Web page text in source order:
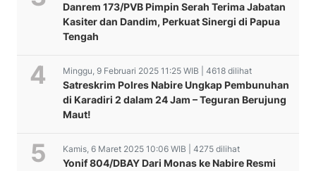
Danrem 173/PVB Pimpin Serah Terima Jabatan
Kasiter dan Dandim, Perkuat Sinergi di Papua
Tengah
Minggu, 9 Februari 2025 11:25 WIB | 4618 dilihat
Satreskrim Polres Nabire Ungkap Pembunuhan
di Karadiri 2 dalam 24 Jam – Teguran Berujung
Maut!
Kamis, 6 Maret 2025 10:06 WIB | 4275 dilihat
Yonif 804/DBAY Dari Monas ke Nabire Resmi